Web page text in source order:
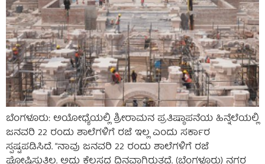
ಬೆಂಗಳೂರು: ಅಯೋಧ್ಯೆಯಲ್ಲಿ ಶ್ರೀರಾಮನ ಪ್ರತಿಷ್ಠಾಪನೆಯ ಹಿನ್ನೆಲೆಯಲ್ಲಿ
ಜನವರಿ 22 ರಂದು ಶಾಲೆಗಳಿಗೆ ರಜೆ ಇಲ್ಲ ಎಂದು ಸರ್ಕಾರ
ಸ್ಪಷ್ಟಪಡಿಸಿದೆ. “ನಾವು ಜನವರಿ 22 ರಂದು ಶಾಲೆಗಳಿಗೆ ರಜೆ